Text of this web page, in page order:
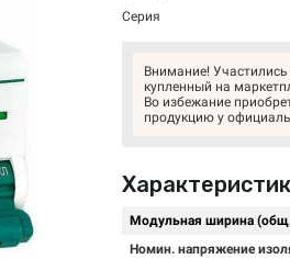
Серия
Внимание!
купленный на
Во избежание
продукцию у
Модульная ширина
Номин. напряжение